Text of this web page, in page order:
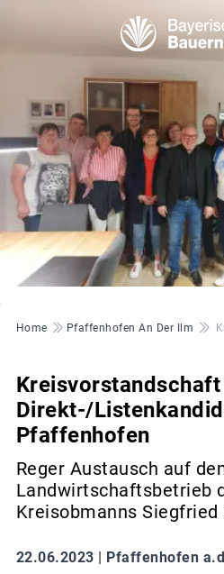
Pfadnavigation
Home Pfaffenhofen An Der Ilm
Direkt-/
Pfaffenhofen
Reger Austausch auf
Landwirtschaftsbetrieb
Kreisobmanns Siegfried
22.06.2023 | Pfaffenhofen